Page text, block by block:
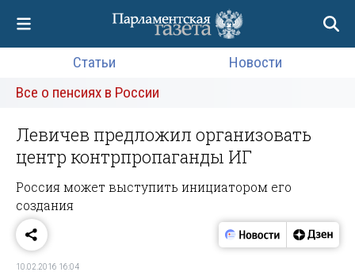
Статьи
Новости
Все о пенсиях в России
Левичев предложил организовать
центр контрпропаганды ИГ
Россия может выступить инициатором его
создания
10.02.2016 16:04